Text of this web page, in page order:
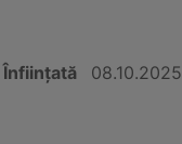
Înființată 08.10.2025